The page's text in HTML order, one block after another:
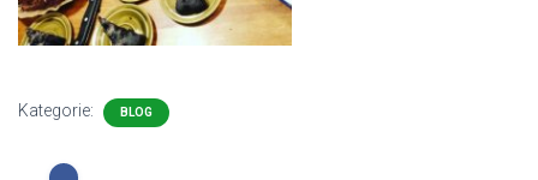
Kategorie: BLOG